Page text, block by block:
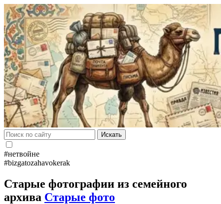
Искать
#нетвойне
#bizgatozahavokerak
Старые фотографии из семейного
архива Старые фото